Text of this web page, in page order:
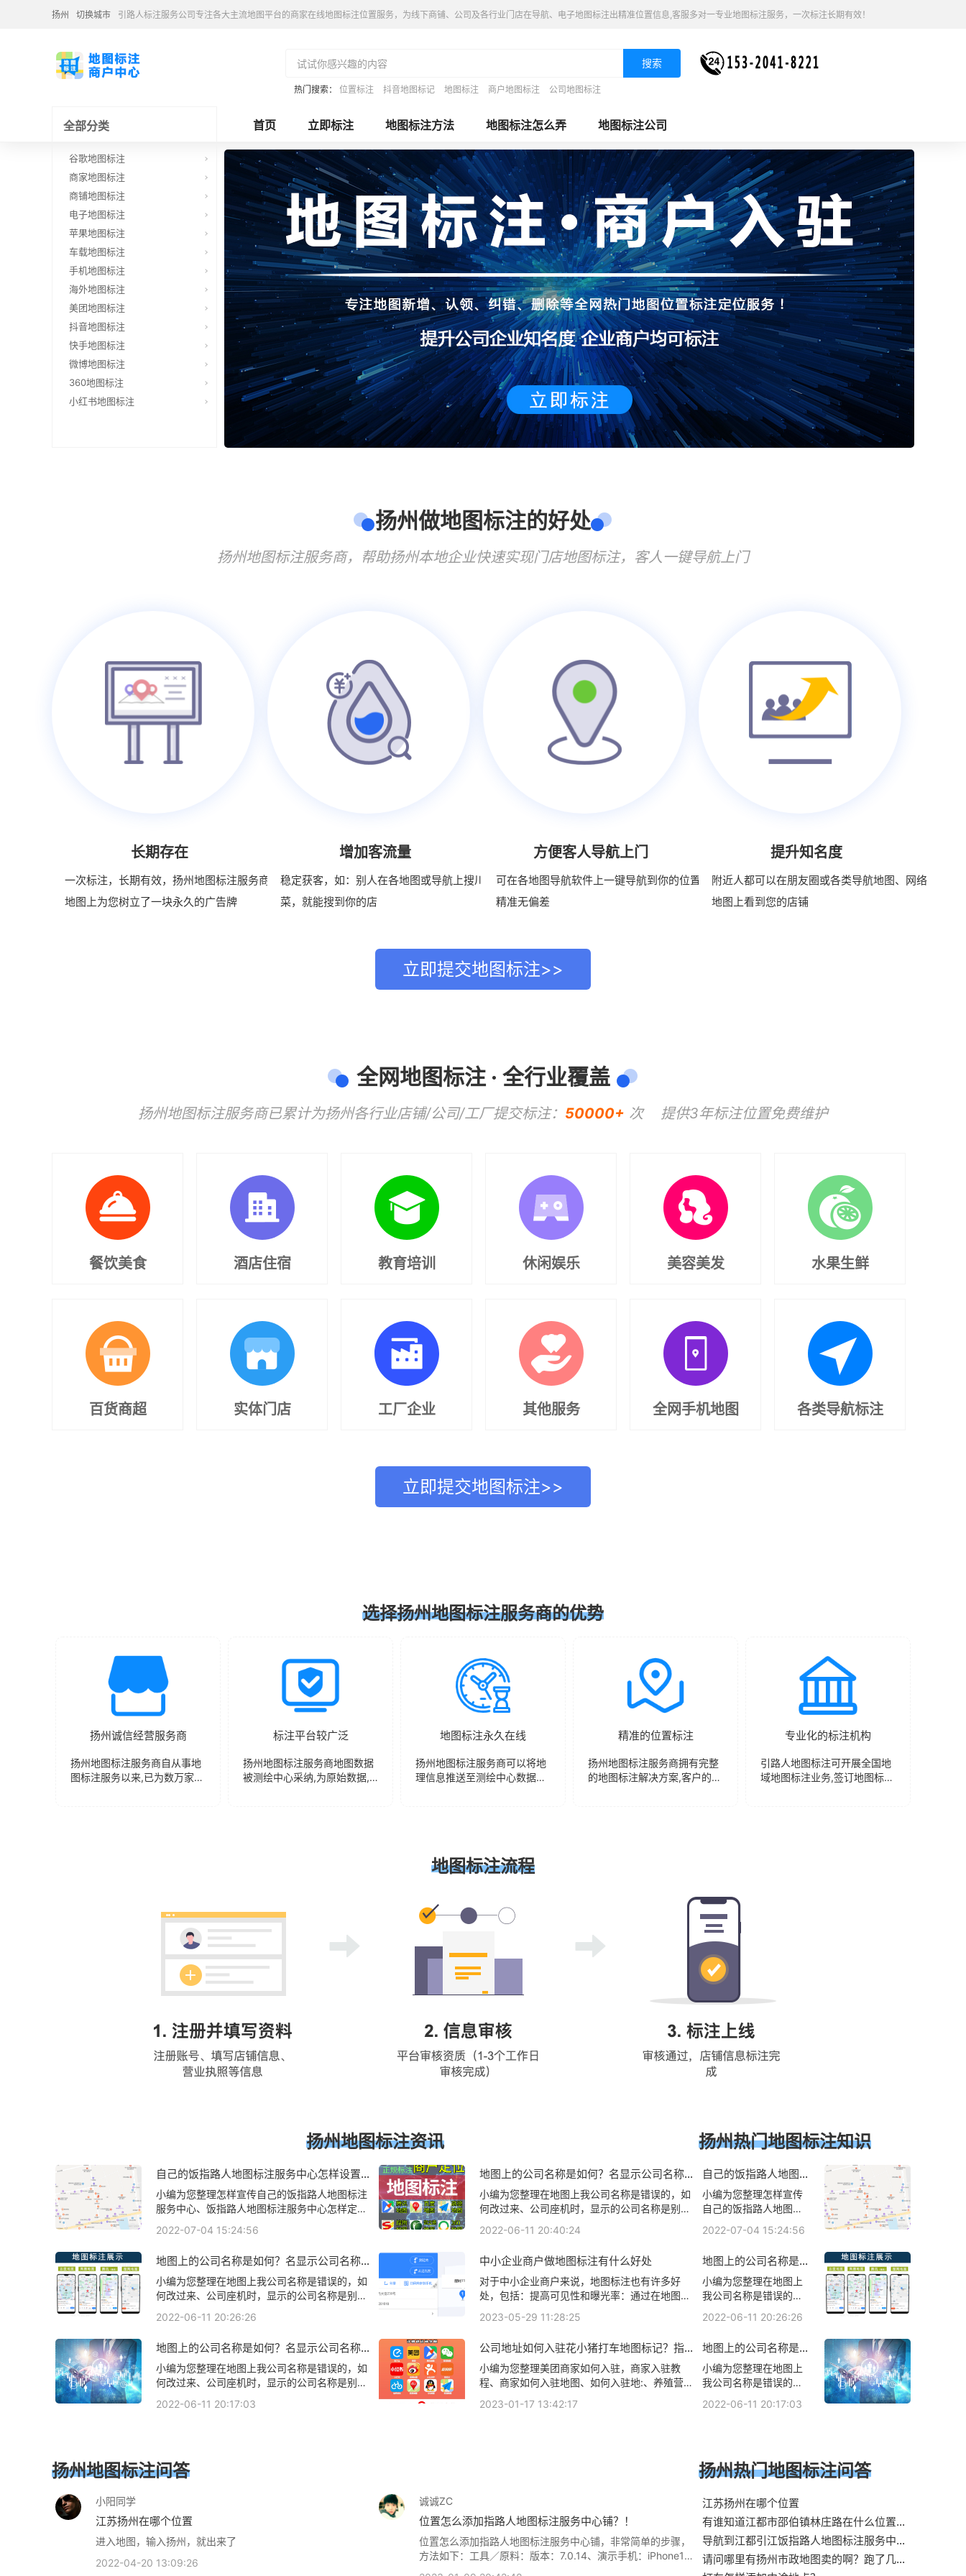
扬州 切换城市 引路人标注服务公司专注各大主流地图平台的商家在线地图标注位置服务，为线下商铺、公司及各行业门店在导航、电子地图标注出精准位置信息,客服多对一专业地图标注服务，一次标注长期有效！
搜索
热门搜索： 位置标注 抖音地图标记 地图标注 商户地图标注 公司地图标注
全部分类
谷歌地图标注
商家地图标注
商铺地图标注
电子地图标注
苹果地图标注
车载地图标注
手机地图标注
海外地图标注
美团地图标注
抖音地图标注
快手地图标注
微博地图标注
360地图标注
小红书地图标注
首页 立即标注 地图标注方法 地图标注怎么弄 地图标注公司
扬州做地图标注的好处
扬州地图标注服务商，帮助扬州本地企业快速实现门店地图标注，客人一键导航上门
长期存在
一次标注，长期有效，扬州地图标注服务商在
地图上为您树立了一块永久的广告牌
增加客流量
稳定获客，如：别人在各地图或导航上搜川
菜，就能搜到你的店
方便客人导航上门
可在各地图导航软件上一键导航到你的位置，
精准无偏差
提升知名度
附近人都可以在朋友圈或各类导航地图、网络
地图上看到您的店铺
立即提交地图标注>>
全网地图标注 · 全行业覆盖
扬州地图标注服务商已累计为扬州各行业店铺/公司/工厂提交标注： 50000+ 次 提供3年标注位置免费维护
餐饮美食 酒店住宿 教育培训 休闲娱乐 美容美发 水果生鲜
百货商超 实体门店 工厂企业 其他服务 全网手机地图 各类导航标注
立即提交地图标注>>
选择扬州地图标注服务商的优势
扬州诚信经营服务商
扬州地图标注服务商自从事地
图标注服务以来,已为数万家企
标注平台较广泛
扬州地图标注服务商地图数据
被测绘中心采纳,为原始数据,
地图标注永久在线
扬州地图标注服务商可以将地
理信息推送至测绘中心数据库
精准的位置标注
扬州地图标注服务商拥有完整
的地图标注解决方案,客户的标
专业化的标注机构
引路人地图标注可开展全国地
域地图标注业务,签订地图标注
地图标注流程
扬州地图标注资讯
自己的饭指路人地图标注服务中心怎样设置定
心位置？
小编为您整理怎样宣传自己的饭指路人地图标注
服务中心、饭指路人地图标注服务中心怎样定
样可以让外地朋友用导航定位到我家饭指路人地
服务中心出来、饭指路人地图标注服务中心怎样
定位服务员具体位置相关地图标注知识，详情可
查看下方正文！
2022-07-04 15:24:56
地图上的公司名称是如何？名显示公司名称是
小编为您整理在地图上我公司名称是错误的，如
何改过来、公司座机时，显示的公司名称是别家
我在地图上搜索不到,我的会员名是:GYZG84477
标注服务中心名/公司名出现在地图上、指路人地
图标注服务中心名/公司名出现在地图上相关地图
标注知识，详情可查看下方正文！
2022-06-11 20:26:26
地图上的公司名称是如何？名显示公司名称是
小编为您整理在地图上我公司名称是错误的，如
何改过来、公司座机时，显示的公司名称是别家
我在地图上搜索不到,我的会员名是:GYZG84477
标注知识，详情可查看下方正文！
2022-06-11 20:17:03
地图上的公司名称是如何？名显示公司名称是
小编为您整理在地图上我公司名称是错误的，如
何改过来、公司座机时，显示的公司名称是别家
我在地图上搜索不到,我的会员名是:GYZG84477
标注服务中心名/公司名出现在地图上、指路人地
图标注服务中心名/公司名出现在地图上相关地图
标注知识，详情可查看下方正文！
2022-06-11 20:40:24
中小企业商户做地图标注有什么好处
对于中小企业商户来说，地图标注也有许多好
处，包括：提高可见性和曝光率：通过在地图上
率。当潜在客户在地图上搜索相关服务或产品
发现的机会。方便客户导航：地图标注可以帮助
客户更容易地找到商户的实际位置。特别是对于
新客户或不熟悉该地区的客户来说，地图标注可
时间的可能性。增加客户信任和可靠性：地图标
2023-05-29 11:28:25
公司地址如何入驻花小猪打车地图标记？指路
图标记？
小编为您整理美团商家如何入驻，商家入驻教
程、商家如何入驻地图、如何入驻地:、养殖营业
地图标注知识，详情可查看下方正文！
2023-01-17 13:42:17
扬州热门地图标注知识
自己的饭指路人地图标
位？怎样定位自己的饭
指路人地图标注服务中
小编为您整理怎样宣传
自己的饭指路人地图标
地图标注服务中心怎样
路人地图标注服务中
心，怎样可以让外地朋
友用导航定位到我家饭
心、怎样让自己饭指路
来、饭指路人地图标注
服务中心怎样定位服务
员具体位置相关地图标
方正文！
2022-07-04 15:24:56
地图上的公司名称是如
怎么弄的？
小编为您整理在地图上
我公司名称是错误的，
时，显示的公司名称是
我的商户已经通过审核,
为什么我在地图上搜索
不到,我的会员名是:GYZ
是:高邮市江海铸管厂、
务中心名/公司名出现在
地图上相关地图标注知
识，详情可查看下方正
文！
2022-06-11 20:26:26
地图上的公司名称是如
怎么弄的？
小编为您整理在地图上
我公司名称是错误的，
时，显示的公司名称是
不到,我的会员名是:GYZ
G84477132,公司名称
是:高邮市江海铸管厂、
指路人地图标注服务中
心名/公司名出现在地图
上、指路人地图标注服
务中心名/公司名出现在
2022-06-11 20:17:03
扬州地图标注问答
小阳同学
江苏扬州在哪个位置
进入地图，输入扬州，就出来了
2022-04-20 13:09:26
诚诚ZC
位置怎么添加指路人地图标注服务中心铺？！
位置怎么添加指路人地图标注服务中心铺，非常简单的步骤，
方法如下：工具／原料：版本：7.0.14、演示手机：iPhone1
扬州热门地图标注问答
江苏扬州在哪个位置
有谁知道江都市邵伯镇林庄路在什么位置，
有地图标注最好？
导航到江都引江饭指路人地图标注服务中心
怎么走，导航
请问哪里有扬州市政地图卖的啊？跑了几家
新华书指路人地图标注服务中心都说没有，